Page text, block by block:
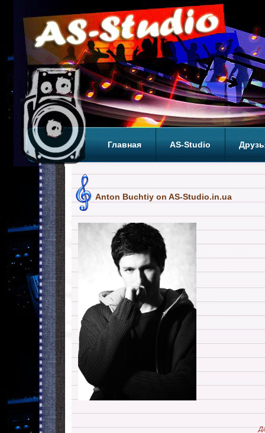
Главная AS-Studio
Anton Buchtiy on AS-Studio.in.ua